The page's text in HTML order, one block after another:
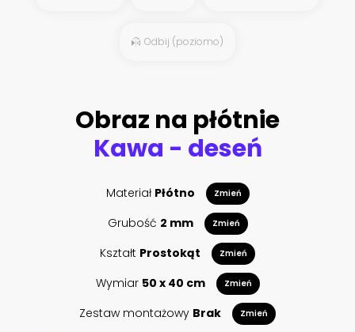
Odbij (poziomo)
Obraz na płótnie
Kawa - deseń
Materiał Płótno Zmień
Grubość 2 mm Zmień
Kształt Prostokąt Zmień
Wymiar 50 x 40 cm Zmień
Zestaw montażowy Brak Zmień